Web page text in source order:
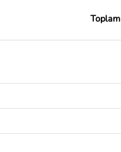
Toplam